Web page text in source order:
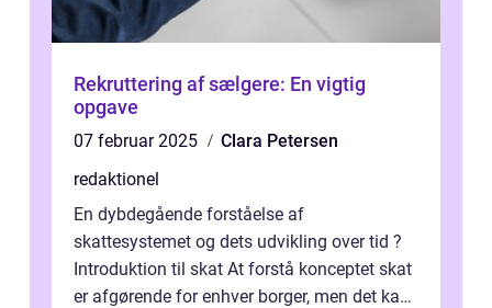
Rekruttering af sælgere: En vigtig
opgave
07 februar 2025
Clara Petersen
redaktionel
En dybdegående forståelse af
skattesystemet og dets udvikling over tid ?
Introduktion til skat At forstå konceptet skat
er afgørende for enhver borger, men det kan